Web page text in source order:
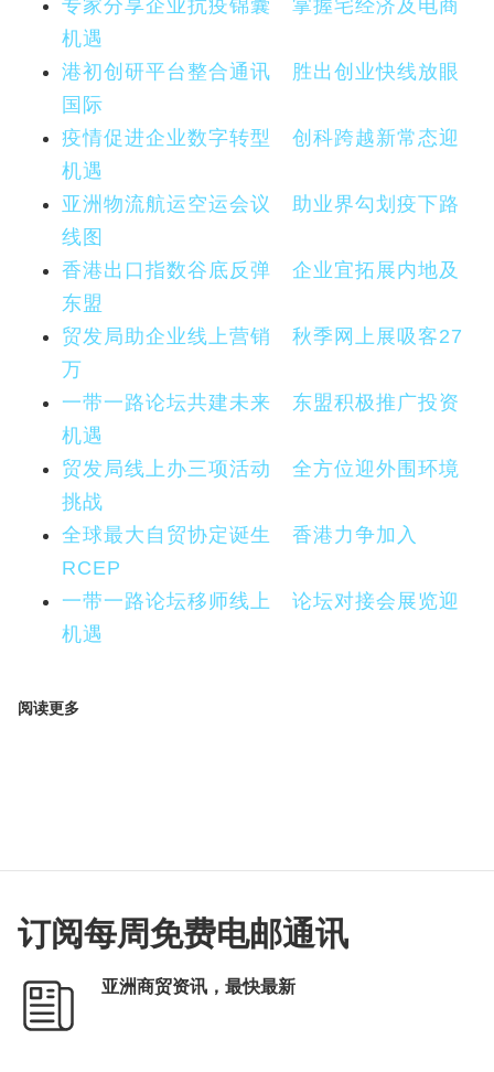
专家分享企业抗疫锦囊 掌握宅经济及电商
机遇
港初创研平台整合通讯 胜出创业快线放眼
国际
疫情促进企业数字转型 创科跨越新常态迎
机遇
亚洲物流航运空运会议 助业界勾划疫下路
线图
香港出口指数谷底反弹 企业宜拓展内地及
东盟
贸发局助企业线上营销 秋季网上展吸客27
万
一带一路论坛共建未来 东盟积极推广投资
机遇
贸发局线上办三项活动 全方位迎外围环境
挑战
全球最大自贸协定诞生 香港力争加入
RCEP
一带一路论坛移师线上 论坛对接会展览迎
机遇
阅读更多
订阅每周免费电邮通讯
亚洲商贸资讯，最快最新